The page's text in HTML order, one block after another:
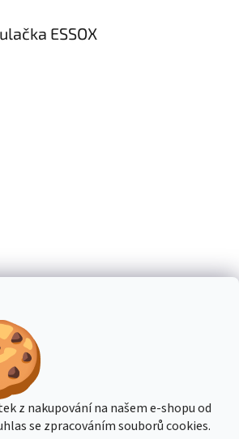
z nakupování na našem e-shopu od
se zpracováním souborů cookies.
ESSOX